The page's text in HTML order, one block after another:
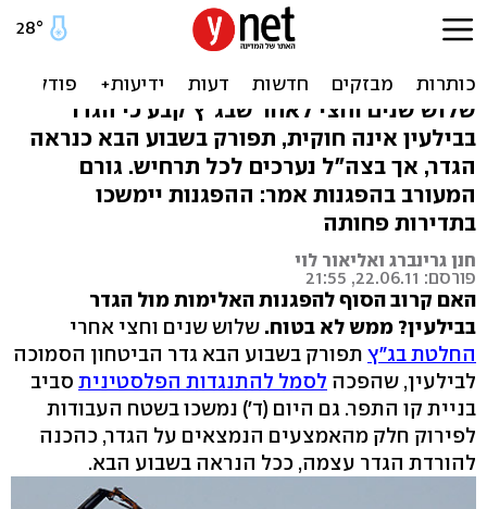
הגדר בבילעין: צה"ל מפרק,
ההפגנות יימשכו?
שלוש שנים וחצי לאחר שבג"ץ קבע כי הגדר
בבילעין אינה חוקית, תפורק בשבוע הבא כנראה
הגדר, אך בצה"ל נערכים לכל תרחיש. גורם
המעורב בהפגנות אמר: ההפגנות יימשכו
בתדירות פחותה
חנן גרינברג ואליאור לוי
פורסם: 22.06.11, 21:55
האם קרוב הסוף להפגנות האלימות מול הגדר
בבילעין? ממש לא בטוח. שלוש שנים וחצי אחרי
החלטת בג"ץ תפורק בשבוע הבא גדר הביטחון הסמוכה
לבילעין, שהפכה לסמל להתנגדות הפלסטינית סביב
בניית קו התפר. גם היום (ד') נמשכו בשטח העבודות
לפירוק חלק מהאמצעים הנמצאים על הגדר, כהכנה
להורדת הגדר עצמה, ככל הנראה בשבוע הבא.